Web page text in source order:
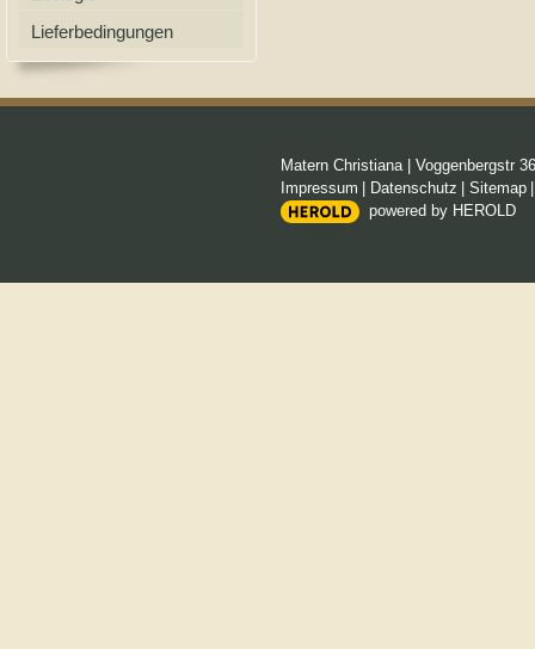
Lieferbedingungen
Matern Christiana| Voggenbergstr 36
Impressum
Datenschutz Sitemap
powered by HEROLD